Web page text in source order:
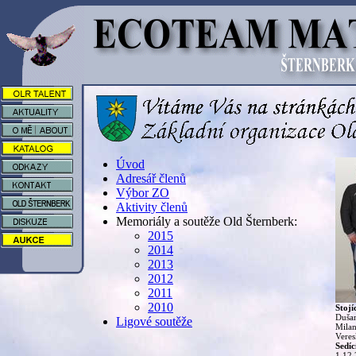
Úvod
Adresář členů
Výbor ZO
Aktivity členů
Memoriály a soutěže Old Šternberk:
2015
2014
2013
2012
2011
2010
Ligové soutěže